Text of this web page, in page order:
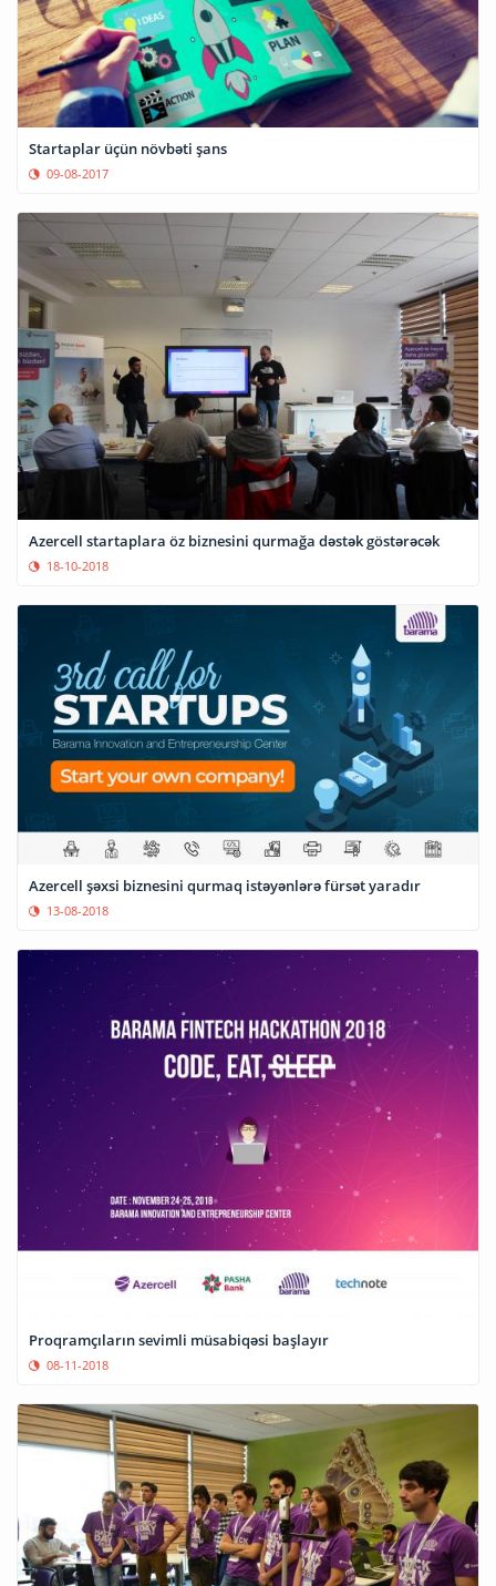
Startaplar üçün növbəti şans
09-08-2017
Azercell startaplara öz biznesini qurmağa dəstək göstərəcək
18-10-2018
Azercell şəxsi biznesini qurmaq istəyənlərə fürsət yaradır
13-08-2018
Proqramçıların sevimli müsabiqəsi başlayır
08-11-2018